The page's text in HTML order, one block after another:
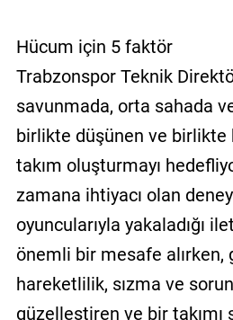
Hücum için 5 faktör
Trabzonspor Teknik
savunmada, orta sahada
birlikte düşünen ve birlikte
takım oluşturmayı
zamana ihtiyacı olan
oyuncularıyla yakaladığı
önemli bir mesafe alırken,
hareketlilik, sızma ve
güzelleştiren ve bir takımı